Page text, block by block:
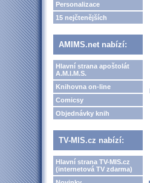
Personalizace
15 nejčtenějších
AMIMS.net nabízí:
Hlavní strana apoštolát
A.M.I.M.S.
Knihovna on-line
Comicsy
Objednávky knih
TV-MIS.cz nabízí:
Hlavní strana TV-MIS.cz
(internetová TV zdarma)